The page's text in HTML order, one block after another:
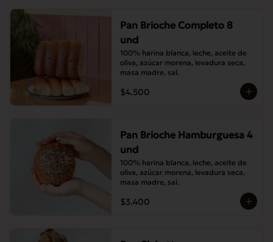
Pan Brioche Completo 8
und
100% harina blanca, leche, aceite de
oliva, azúcar morena, levadura seca,
masa madre, sal.
$4.500
Pan Brioche Hamburguesa 4
und
100% harina blanca, leche, aceite de
oliva, azúcar morena, levadura seca,
masa madre, sal.
$3.400